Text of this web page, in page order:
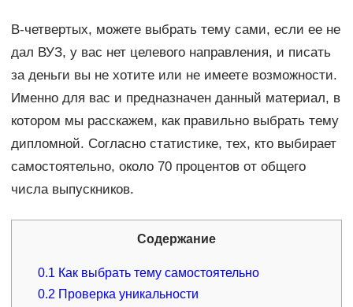
В-четвертых, можете выбрать тему сами, если ее не
дал ВУЗ, у вас нет целевого направления, и писать
за деньги вы не хотите или не имеете возможности.
Именно для вас и предназначен данный материал, в
котором мы расскажем, как правильно выбрать тему
дипломной. Согласно статистике, тех, кто выбирает
самостоятельно, около 70 процентов от общего
числа выпускников.
Содержание
0.1 Как выбрать тему самостоятельно
0.2 Проверка уникальности